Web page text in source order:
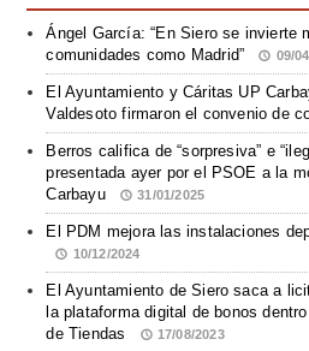
Ángel García: “En Siero se invierte
comunidades como Madrid”
09/
El Ayuntamiento y Cáritas UP
Valdesoto firmaron el convenio de
Berros califica de “sorpresiva” e
presentada ayer por el PSOE a la
Carbayu
31/01/2025
El PDM mejora las instalaciones
10/12/2024
El Ayuntamiento de Siero saca a
la plataforma digital de bonos
de Tiendas
17/08/2023